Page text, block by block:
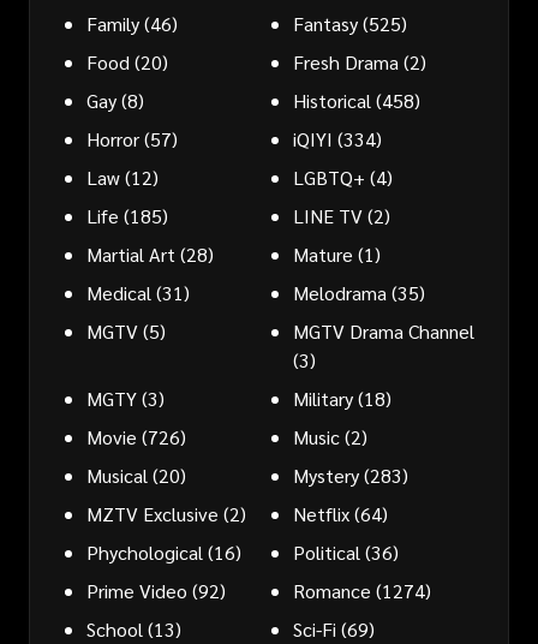
Family(46) Fantasy(525)
Food(20) Fresh Drama(2)
Gay(8) Historical(458)
Horror(57) iQIYI (334)
Law(12) LGBTQ+ (4)
Life (185) LINE TV(2)
Martial Art(28) Mature (1)
Medical(31) Melodrama(35)
MGTV(5)
MGTV Drama Channel
(3)
MGTY(3) Military(18)
Movie (726) Music(2)
Musical(20) Mystery(283)
MZTV Exclusive (2) Netflix(64)
Phychological(16) Political(36)
Prime Video (92) Romance (1274)
School(13) Sci-Fi (69)